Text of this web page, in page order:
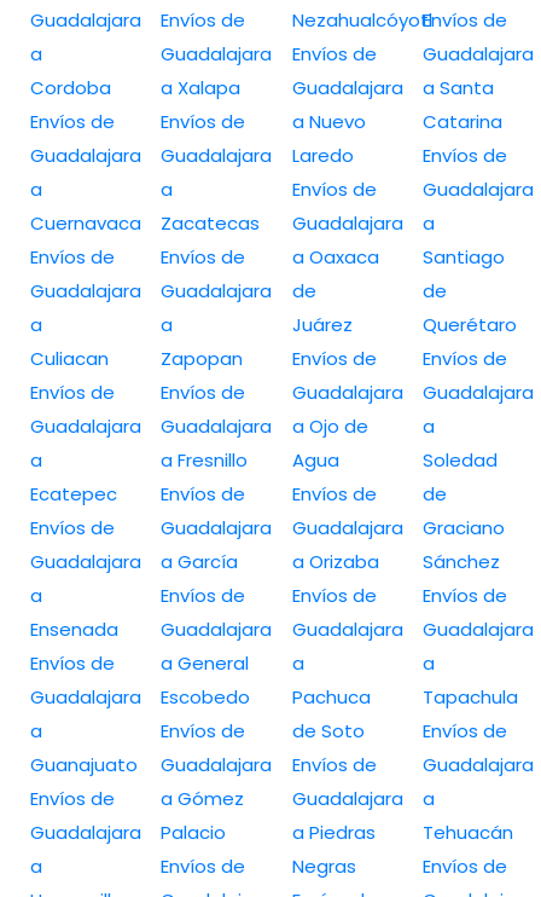
Guadalajara
a
Cordoba
Envíos de
Guadalajara
a
Cuernavaca
Envíos de
Guadalajara
a
Culiacan
Envíos de
Guadalajara
a
Ecatepec
Envíos de
Guadalajara
a
Ensenada
Envíos de
Guadalajara
a
Guanajuato
Envíos de
Guadalajara
a
Envíos de
Guadalajara
a Xalapa
Envíos de
Guadalajara
a
Zacatecas
Envíos de
Guadalajara
a
Zapopan
Envíos de
Guadalajara
a Fresnillo
Envíos de
Guadalajara
a García
Envíos de
Guadalajara
a General
Escobedo
Envíos de
Guadalajara
a Gómez
Palacio
Envíos de
Nezahualcóyotl
Envíos de
Guadalajara
a Nuevo
Laredo
Envíos de
Guadalajara
a Oaxaca
de
Juárez
Envíos de
Guadalajara
a Ojo de
Agua
Envíos de
Guadalajara
a Orizaba
Envíos de
Guadalajara
a
Pachuca
de Soto
Envíos de
Guadalajara
a Piedras
Negras
Envíos de
Guadalajara
a Santa
Catarina
Envíos de
Guadalajara
a
Santiago
de
Querétaro
Envíos de
Guadalajara
a
Soledad
de
Graciano
Sánchez
Envíos de
Guadalajara
a
Tapachula
Envíos de
Guadalajara
a
Tehuacán
Envíos de